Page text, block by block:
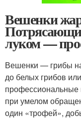
Вешенки
луком —
Вешенки — грибы
до белых грибов
профессиональные
при умелом
один «трофей»,